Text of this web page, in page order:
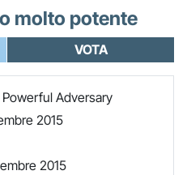
molto potente
VOTA
Adversary
2015
2015